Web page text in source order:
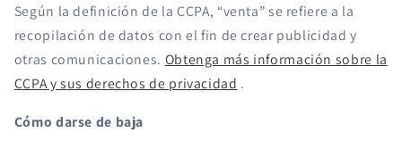
Según la definición de la CCPA, “venta” se refiere a la
recopilación de datos con el fin de crear publicidad y
otras comunicaciones. Obtenga más información sobre la
CCPA y sus derechos de privacidad .
Cómo darse de baja